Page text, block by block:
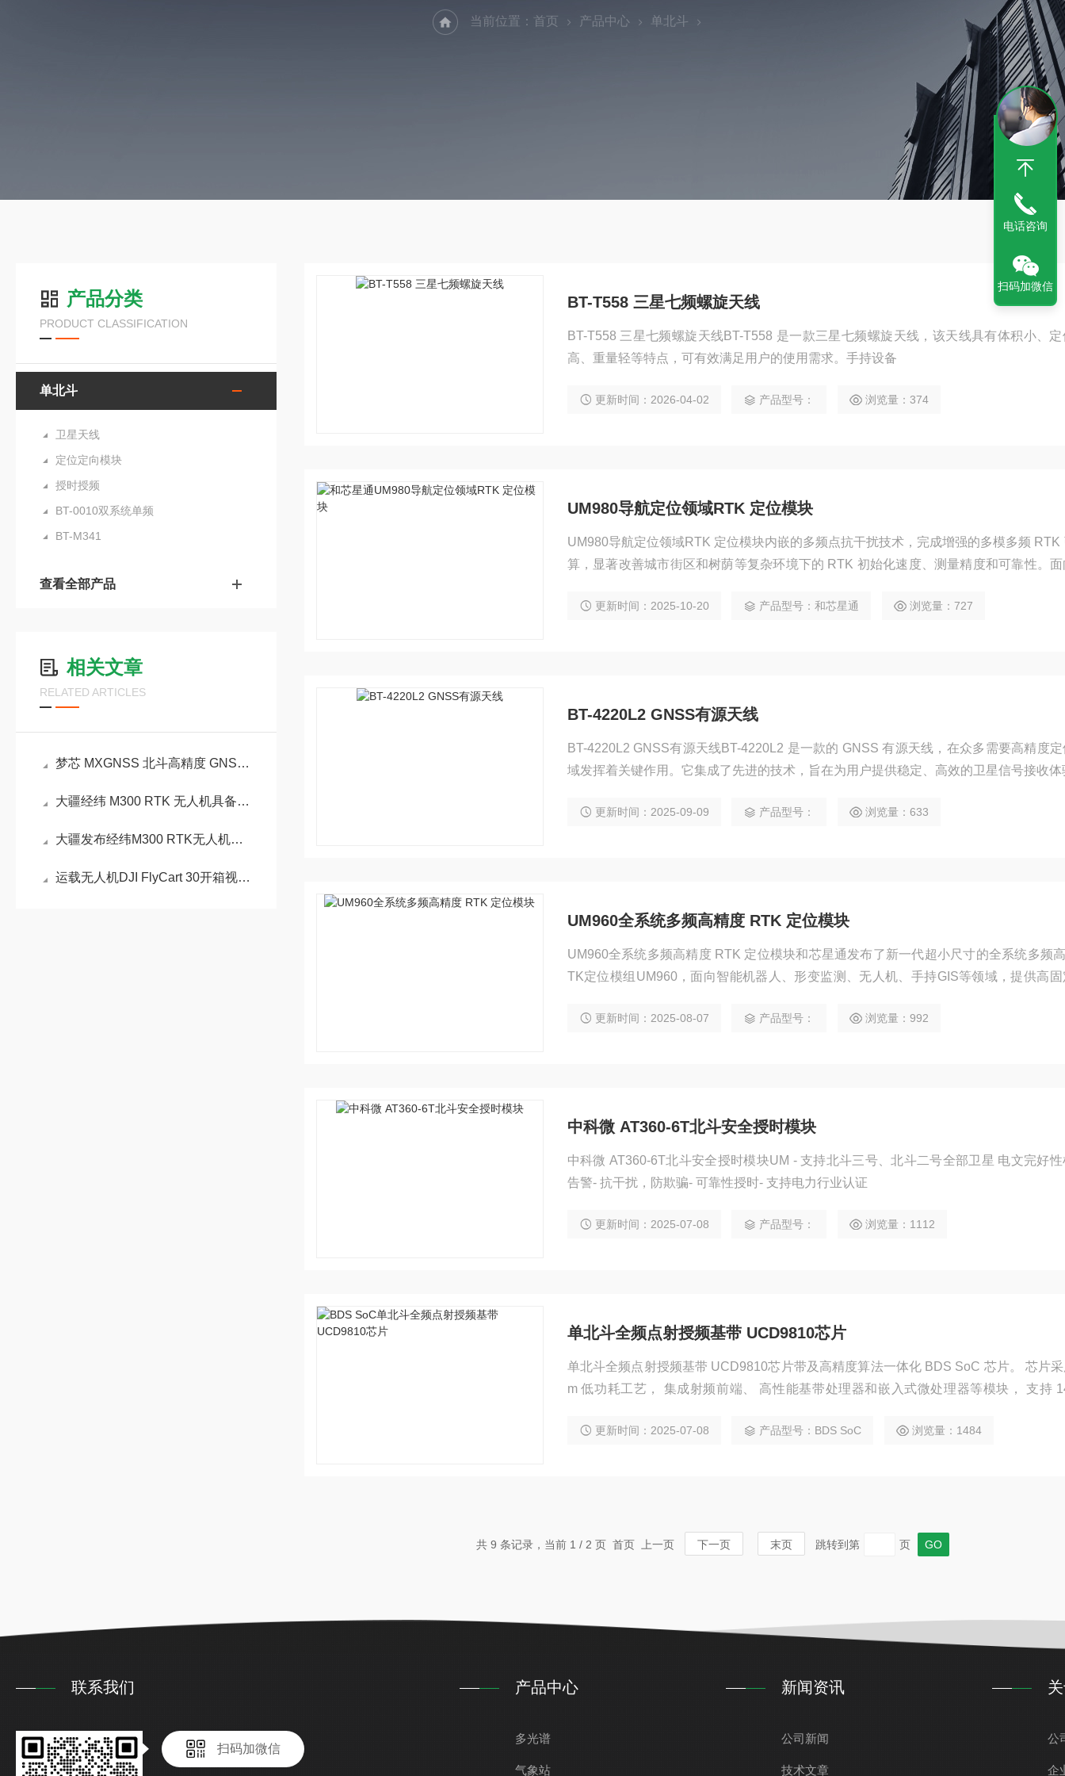
当前位置： 首页 产品中心 单北斗
产品分类
PRODUCT CLASSIFICATION
单北斗
卫星天线
定位定向模块
授时授频
BT-0010双系统单频
BT-M341
查看全部产品
相关文章
RELATED ARTICLES
梦芯 MXGNSS 北斗高精度 GNSS 芯片模组 RTK 定位模块 单北斗导航方案
大疆经纬 M300 RTK 无人机具备六向定位避障
大疆发布经纬M300 RTK无人机、禅思H20T相机
运载无人机DJI FlyCart 30开箱视频配置
BT-T558 三星七频螺旋天线
BT-T558 三星七频螺旋天线BT-T558 是一款三星七频螺旋天线，该天线具有体积小、
高、重量轻等特点，可有效满足用户的使用需求。手持设备
更新时间：2026-04-02 产品型号： 浏览量：374
UM980导航定位领域RTK 定位模块
UM980导航定位领域RTK 定位模块内嵌的多频点抗干扰技术，完成增强的多模多频 RTK
算，显著改善城市街区和树荫等复杂环境下的 RTK 初始化速度、测量精度和可靠性。
更新时间：2025-10-20 产品型号：和芯星通 浏览量：727
BT-4220L2 GNSS有源天线
BT-4220L2 GNSS有源天线BT-4220L2 是一款的 GNSS 有源天线，在众多需要高精度
域发挥着关键作用。它集成了先进的技术，旨在为用户提供稳定、高效的卫星信号接收体
更新时间：2025-09-09 产品型号： 浏览量：633
UM960全系统多频高精度 RTK 定位模块
UM960全系统多频高精度 RTK 定位模块和芯星通发布了新一代超小尺寸的全系统多频
TK定位模组UM960，面向智能机器人、形变监测、无人机、手持GIS等领域，提供高
更新时间：2025-08-07 产品型号： 浏览量：992
中科微 AT360-6T北斗安全授时模块
中科微 AT360-6T北斗安全授时模块UM - 支持北斗三号、北斗二号全部卫星 电文完好
告警- 抗干扰，防欺骗- 可靠性授时- 支持电力行业认证
更新时间：2025-07-08 产品型号： 浏览量：1112
单北斗全频点射授频基带 UCD9810芯片
单北斗全频点射授频基带 UCD9810芯片带及高精度算法一体化 BDS SoC 芯片。 芯片
m 低功耗工艺， 集成射频前端、 高性能基带处理器和嵌入式微处理器等模块， 支持
升了多频点、 高精度数据处理效率。UCD9810芯片兼备高集成度、高性能、低功耗、
更新时间：2025-07-08 产品型号：BDS SoC 浏览量：1484
共 9 条记录，当前 1 / 2 页 首页 上一页 下一页 末页 跳转到第 页
联系我们
扫码加微信
产品中心
多光谱
气象站
新闻资讯
公司新闻
技术文章
公
企
电话咨询
扫码加微信